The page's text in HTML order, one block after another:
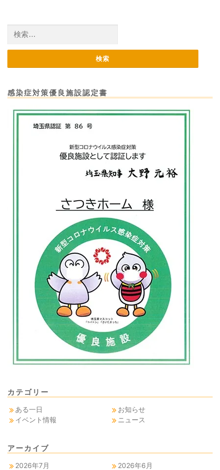
索:
感染症対策優良施設認定書
カテゴリー
ある一日
お知らせ
イベント情報
ニュース
アーカイブ
2026年7月
2026年6月